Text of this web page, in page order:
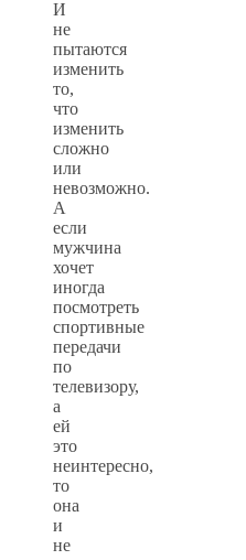
И
не
пытаются
изменить
то,
что
изменить
сложно
или
невозможно.
А
если
мужчина
хочет
иногда
посмотреть
спортивные
передачи
по
телевизору,
а
ей
это
неинтересно,
то
она
и
не